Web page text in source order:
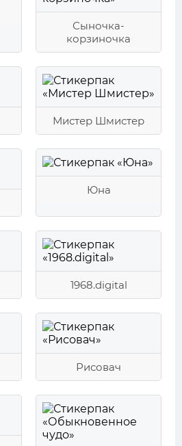
Сыночка-
корзиночка
Мистер Шмистер
Юна
1968.digital
Рисовач